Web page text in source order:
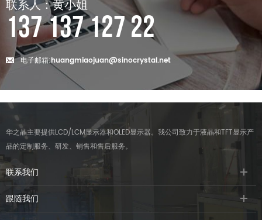
联系人：黄小姐
137 137 127 22
电子邮箱:huangmiaojuan@sinocrystal.net
华之晶主要提供LCD/LCM显示器和OLED显示器。我公司致力于液晶和TFT显示产
品的定制服务、研发、销售和售后服务。
联系我们
跟随我们